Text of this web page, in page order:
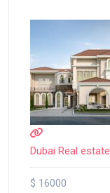
Dubai Real estate
$ 16000